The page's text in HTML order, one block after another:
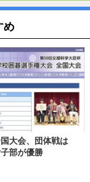
め
大会、団体戦は
部が優勝